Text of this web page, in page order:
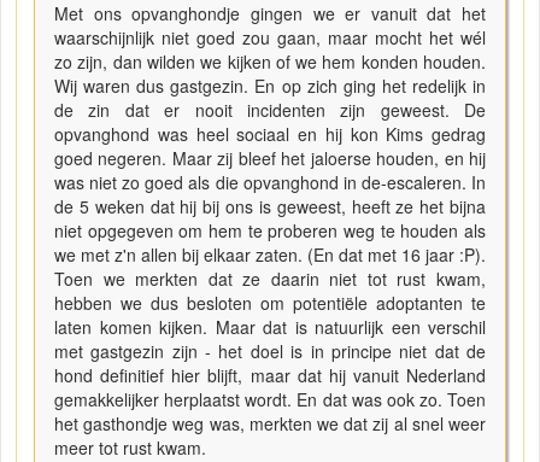
Met ons opvanghondje gingen we er vanuit dat het
waarschijnlijk niet goed zou gaan, maar mocht het wél
zo zijn, dan wilden we kijken of we hem konden houden.
Wij waren dus gastgezin. En op zich ging het redelijk in
de zin dat er nooit incidenten zijn geweest. De
opvanghond was heel sociaal en hij kon Kims gedrag
goed negeren. Maar zij bleef het jaloerse houden, en hij
was niet zo goed als die opvanghond in de-escaleren. In
de 5 weken dat hij bij ons is geweest, heeft ze het bijna
niet opgegeven om hem te proberen weg te houden als
we met z'n allen bij elkaar zaten. (En dat met 16 jaar :P).
Toen we merkten dat ze daarin niet tot rust kwam,
hebben we dus besloten om potentiële adoptanten te
laten komen kijken. Maar dat is natuurlijk een verschil
met gastgezin zijn - het doel is in principe niet dat de
hond definitief hier blijft, maar dat hij vanuit Nederland
gemakkelijker herplaatst wordt. En dat was ook zo. Toen
het gasthondje weg was, merkten we dat zij al snel weer
meer tot rust kwam.